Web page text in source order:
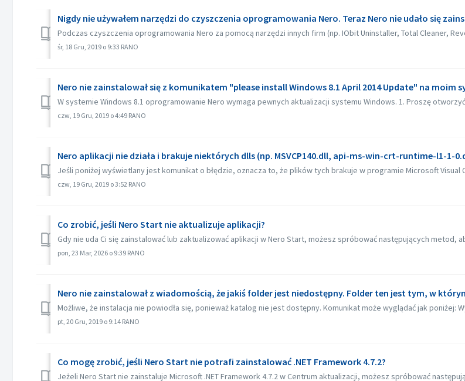
Nigdy nie używałem narzędzi do czyszczenia oprogramowania Nero. Teraz Nero nie udało się
Podczas czyszczenia oprogramowania Nero za pomocą narzędzi innych firm (np. IObit Uninstaller, Total Cleaner,
śr, 18 Gru, 2019 o 9:33 RANO
Nero nie zainstalował się z komunikatem "please install Windows 8.1 April 2014 Update" na moim
W systemie Windows 8.1 oprogramowanie Nero wymaga pewnych aktualizacji systemu Windows. 1. Proszę
czw, 19 Gru, 2019 o 4:49 RANO
Nero aplikacji nie działa i brakuje niektórych dlls (np. MSVCP140.dll, api-ms-win-crt-runtime-l1-1-
Jeśli poniżej wyświetlany jest komunikat o błędzie, oznacza to, że plików tych brakuje w programie Microsoft Visual
czw, 19 Gru, 2019 o 3:52 RANO
Co zrobić, jeśli Nero Start nie aktualizuje aplikacji?
Gdy nie uda Ci się zainstalować lub zaktualizować aplikacji w Nero Start, możesz spróbować następujących metod,
pon, 23 Mar, 2026 o 9:39 RANO
Nero nie zainstalował z wiadomością, że jakiś folder jest niedostępny. Folder ten jest tym, w
Możliwe, że instalacja nie powiodła się, ponieważ katalog nie jest dostępny. Komunikat może wyglądać jak poniżej:
pt, 20 Gru, 2019 o 9:14 RANO
Co mogę zrobić, jeśli Nero Start nie potrafi zainstalować .NET Framework 4.7.2?
Jeżeli Nero Start nie zainstaluje Microsoft .NET Framework 4.7.2 w Centrum aktualizacji, możesz spróbować